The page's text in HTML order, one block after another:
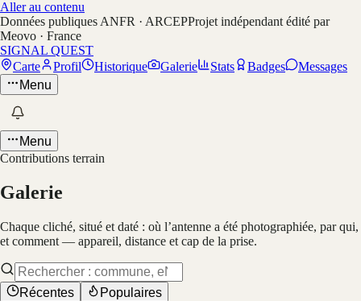
Aller au contenu
Données publiques ANFR · ARCEPProjet indépendant édité par
Meovo · France
SIGNAL QUEST
Carte
Profil Historique Galerie Stats Badges
Messages
Menu
Menu
Contributions terrain
Galerie
Chaque cliché, situé et daté : où l’antenne a été photographiée, par qui,
et comment — appareil, distance et cap de la prise.
Récentes
Populaires